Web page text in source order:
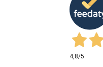
4,8/5